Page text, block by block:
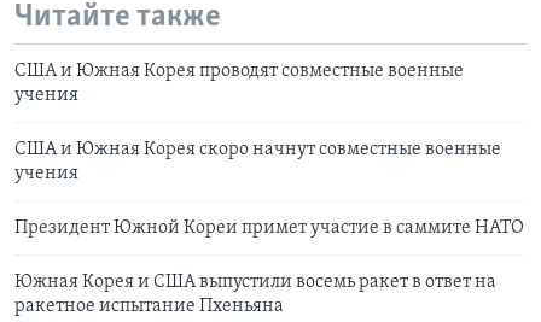
Читайте также
США и Южная Корея проводят совместные военные
учения
США и Южная Корея скоро начнут совместные военные
учения
Президент Южной Кореи примет участие в саммите НАТО
Южная Корея и США выпустили восемь ракет в ответ на
ракетное испытание Пхеньяна